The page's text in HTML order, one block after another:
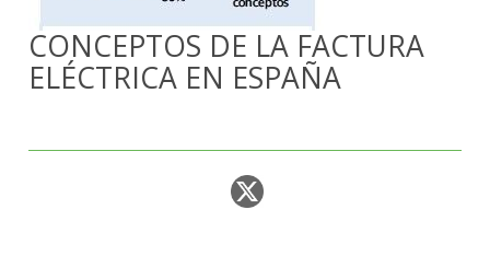
CONCEPTOS DE LA FACTURA
ELÉCTRICA EN ESPAÑA